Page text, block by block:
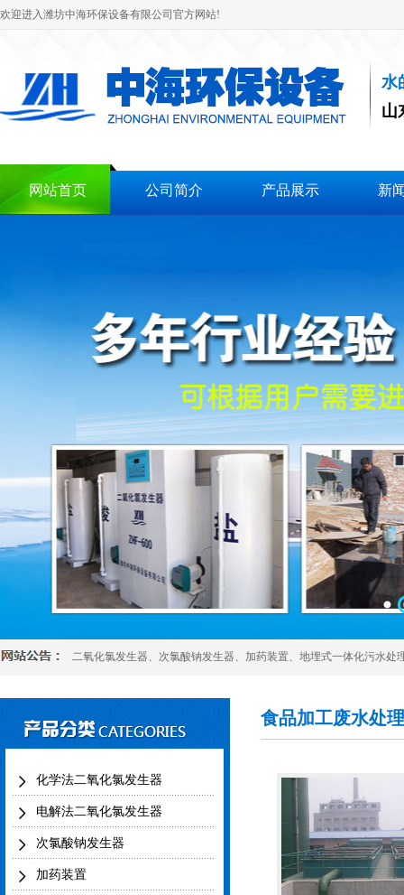
欢迎进入潍坊中海环保设备有限公司官方网站!
水
山
网站首页 公司简介 产品展示 新
二氧化氯发生器、 次氯酸钠发生器、 加药装置、 地埋式一体化污水处
化学法二氧化氯发生器
电解法二氧化氯发生器
次氯酸钠发生器
加药装置
食品加工废水处